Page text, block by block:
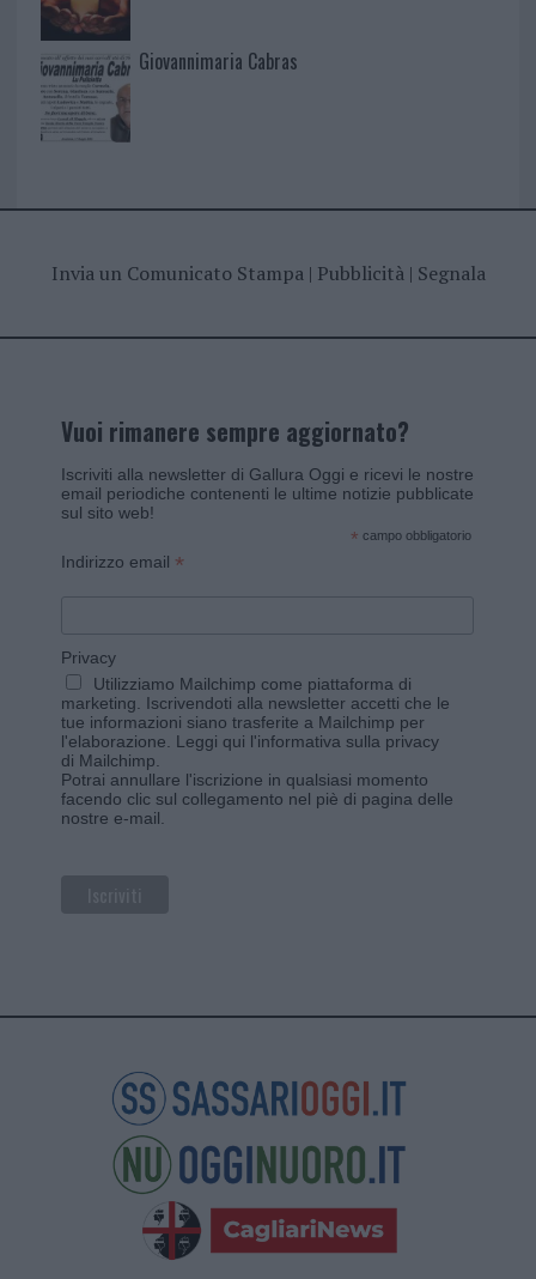
Giovannimaria Cabras
Invia un Comunicato Stampa| Pubblicità| Segnala
Vuoi rimanere sempre aggiornato?
Iscriviti alla newsletter di Gallura Oggi e ricevi le nostre
email periodiche contenenti le ultime notizie pubblicate
sul sito web!
* campo obbligatorio
Indirizzo email *
Privacy
Utilizziamo Mailchimp come piattaforma di
marketing. Iscrivendoti alla newsletter accetti che le
tue informazioni siano trasferite a Mailchimp per
l'elaborazione. Leggi qui l'informativa sulla privacy
di Mailchimp
Potrai annullare l'iscrizione in qualsiasi momento
facendo clic sul collegamento nel piè di pagina delle
nostre e-mail.